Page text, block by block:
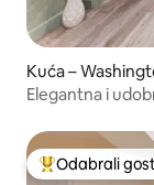
Kuća –
Elegantna i
Među najviše
Odabrali